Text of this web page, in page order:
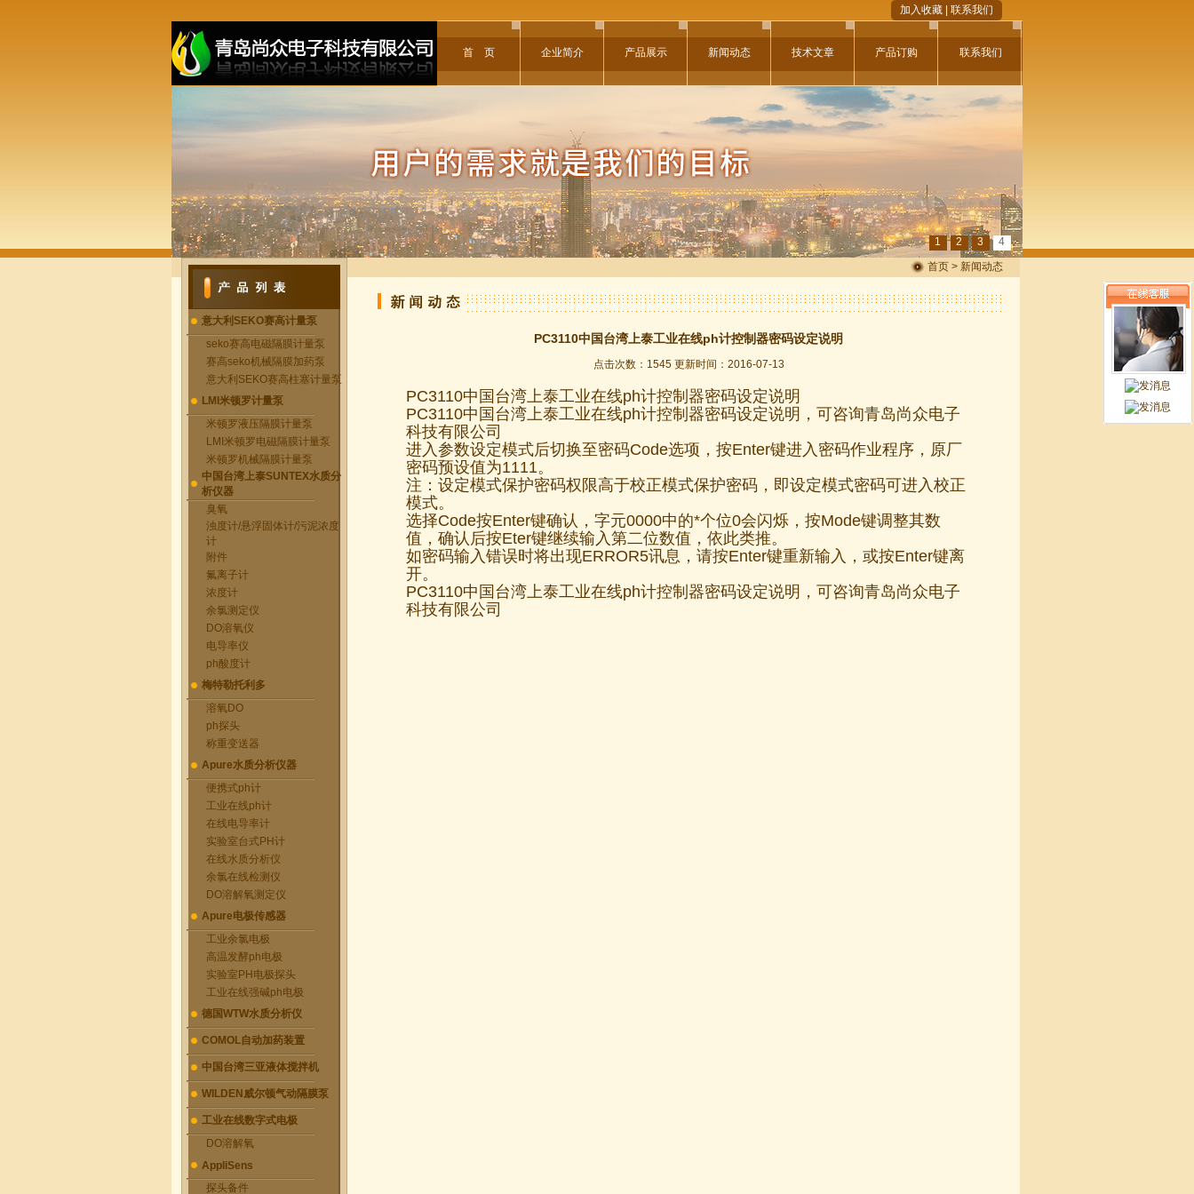
加入收藏 联系我们
首 页 企业简介 产品展示 新闻动态 技术文章 产品订购 联系我们
1 2 3 4
意大利SEKO赛高计量泵
seko赛高电磁隔膜计量泵
赛高seko机械隔膜加药泵
意大利SEKO赛高柱塞计量泵
LMI米顿罗计量泵
米顿罗液压隔膜计量泵
LMI米顿罗电磁隔膜计量泵
米顿罗机械隔膜计量泵
中国台湾上泰SUNTEX水质分
析仪器
臭氧
浊度计/悬浮固体计/污泥浓度
计
附件
氟离子计
浓度计
余氯测定仪
DO溶氧仪
电导率仪
ph酸度计
梅特勒托利多
溶氧DO
ph探头
称重变送器
Apure水质分析仪器
便携式ph计
工业在线ph计
在线电导率计
实验室台式PH计
在线水质分析仪
余氯在线检测仪
DO溶解氧测定仪
Apure电极传感器
工业余氯电极
高温发酵ph电极
实验室PH电极探头
工业在线强碱ph电极
德国WTW水质分析仪
COMOL自动加药装置
中国台湾三亚液体搅拌机
WILDEN威尔顿气动隔膜泵
工业在线数字式电极
DO溶解氧
AppliSens
探头备件
首页 > 新闻动态
PC3110中国台湾上泰工业在线ph计控制器密码设定说明
点击次数：1545 更新时间：2016-07-13
PC3110中国台湾上泰工业在线ph计控制器密码设定说明
PC3110中国台湾上泰工业在线ph计控制器密码设定说明，可咨询青岛尚众电子
科技有限公司
进入参数设定模式后切换至密码Code选项，按Enter键进入密码作业程序，原厂
密码预设值为1111。
注：设定模式保护密码权限高于校正模式保护密码，即设定模式密码可进入校正
模式。
选择Code按Enter键确认，字元0000中的*个位0会闪烁，按Mode键调整其数
值，确认后按Eter键继续输入第二位数值，依此类推。
如密码输入错误时将出现ERROR5讯息，请按Enter键重新输入，或按Enter键离
开。
PC3110中国台湾上泰工业在线ph计控制器密码设定说明，可咨询青岛尚众电子
科技有限公司